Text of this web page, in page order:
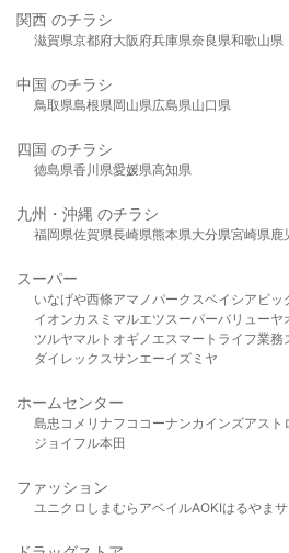
関西 のチラシ
滋賀県京都府大阪府兵庫県奈良県和歌山県
中国 のチラシ
鳥取県島根県岡山県広島県山口県
四国 のチラシ
徳島県香川県愛媛県高知県
九州・沖縄 のチラシ
福岡県佐賀県長崎県熊本県大分県宮崎県鹿
スーパー
いなげや西條アマノパークスベイシア ビッ
イオンカスミ マルエツスーパーバリューヤ
ツルヤマルト オギノ エスマート ライフ業務
ダイレックスサンエーイズミヤ
ホームセンター
島忠 コメリ ナフコ コーナンカインズアスト
ジョイフル本田
ファッション
ユニクロ しまむら アベイルAOKIはるやま